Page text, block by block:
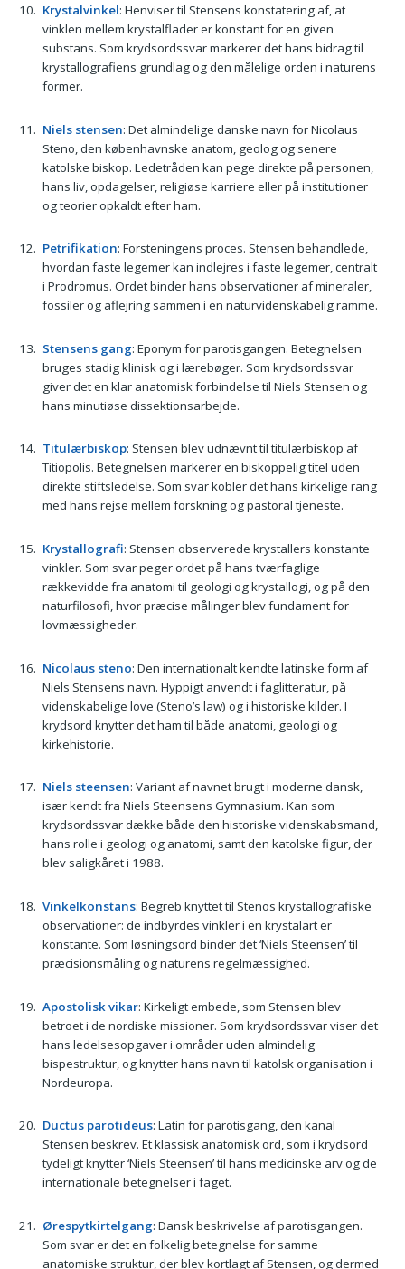
Krystalvinkel: Henviser til Stensens konstatering af, at
vinklen mellem krystalflader er konstant for en given
substans. Som krydsordssvar markerer det hans bidrag til
krystallografiens grundlag og den målelige orden i naturens
former.
Niels stensen: Det almindelige danske navn for Nicolaus
Steno, den københavnske anatom, geolog og senere
katolske biskop. Ledetråden kan pege direkte på personen,
hans liv, opdagelser, religiøse karriere eller på institutioner
og teorier opkaldt efter ham.
Petrifikation: Forsteningens proces. Stensen behandlede,
hvordan faste legemer kan indlejres i faste legemer, centralt
i Prodromus. Ordet binder hans observationer af mineraler,
fossiler og aflejring sammen i en naturvidenskabelig ramme.
Stensens gang: Eponym for parotisgangen. Betegnelsen
bruges stadig klinisk og i lærebøger. Som krydsordssvar
giver det en klar anatomisk forbindelse til Niels Stensen og
hans minutiøse dissektionsarbejde.
Titulærbiskop: Stensen blev udnævnt til titulærbiskop af
Titiopolis. Betegnelsen markerer en biskoppelig titel uden
direkte stiftsledelse. Som svar kobler det hans kirkelige rang
med hans rejse mellem forskning og pastoral tjeneste.
Krystallografi: Stensen observerede krystallers konstante
vinkler. Som svar peger ordet på hans tværfaglige
rækkevidde fra anatomi til geologi og krystallogi, og på den
naturfilosofi, hvor præcise målinger blev fundament for
lovmæssigheder.
Nicolaus steno: Den internationalt kendte latinske form af
Niels Stensens navn. Hyppigt anvendt i faglitteratur, på
videnskabelige love (Steno’s law) og i historiske kilder. I
krydsord knytter det ham til både anatomi, geologi og
kirkehistorie.
Niels steensen: Variant af navnet brugt i moderne dansk,
især kendt fra Niels Steensens Gymnasium. Kan som
krydsordssvar dække både den historiske videnskabsmand,
hans rolle i geologi og anatomi, samt den katolske figur, der
blev saligkåret i 1988.
Vinkelkonstans: Begreb knyttet til Stenos krystallografiske
observationer: de indbyrdes vinkler i en krystalart er
konstante. Som løsningsord binder det ‘Niels Steensen’ til
præcisionsmåling og naturens regelmæssighed.
Apostolisk vikar: Kirkeligt embede, som Stensen blev
betroet i de nordiske missioner. Som krydsordssvar viser det
hans ledelsesopgaver i områder uden almindelig
bispestruktur, og knytter hans navn til katolsk organisation i
Nordeuropa.
Ductus parotideus: Latin for parotisgang, den kanal
Stensen beskrev. Et klassisk anatomisk ord, som i krydsord
tydeligt knytter ‘Niels Steensen’ til hans medicinske arv og de
internationale betegnelser i faget.
Ørespytkirtelgang: Dansk beskrivelse af parotisgangen.
Som svar er det en folkelig betegnelse for samme
anatomiske struktur, der blev kortlagt af Stensen, og dermed